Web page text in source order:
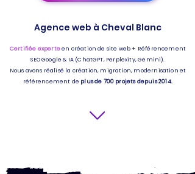
Agence web à Cheval Blanc
Certifiée experteen création de site web + Référencement
SEO Google & IA (ChatGPT, Perplexity, Gemini).
Nous avons réalisé la création, migration, modernisation et
référencement de plus de 700 projets depuis 2014.